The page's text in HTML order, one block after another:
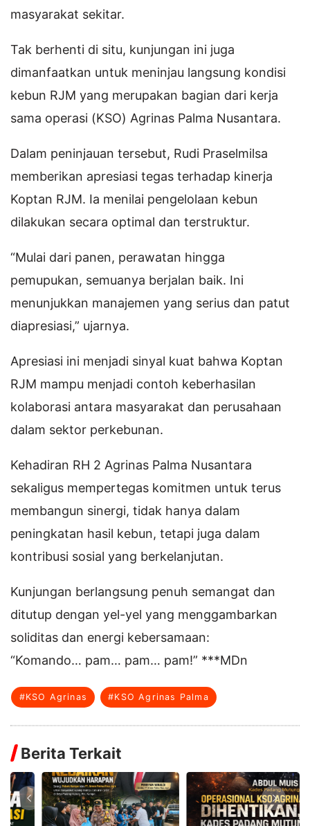
masyarakat sekitar.
Tak berhenti di situ, kunjungan ini juga
dimanfaatkan untuk meninjau langsung kondisi
kebun RJM yang merupakan bagian dari kerja
sama operasi (KSO) Agrinas Palma Nusantara.
Dalam peninjauan tersebut, Rudi Praselmilsa
memberikan apresiasi tegas terhadap kinerja
Koptan RJM. Ia menilai pengelolaan kebun
dilakukan secara optimal dan terstruktur.
“Mulai dari panen, perawatan hingga
pemupukan, semuanya berjalan baik. Ini
menunjukkan manajemen yang serius dan patut
diapresiasi,” ujarnya.
Apresiasi ini menjadi sinyal kuat bahwa Koptan
RJM mampu menjadi contoh keberhasilan
kolaborasi antara masyarakat dan perusahaan
dalam sektor perkebunan.
Kehadiran RH 2 Agrinas Palma Nusantara
sekaligus mempertegas komitmen untuk terus
membangun sinergi, tidak hanya dalam
peningkatan hasil kebun, tetapi juga dalam
kontribusi sosial yang berkelanjutan.
Kunjungan berlangsung penuh semangat dan
ditutup dengan yel-yel yang menggambarkan
soliditas dan energi kebersamaan:
“Komando… pam… pam… pam!” ***MDn
#KSO Agrinas #KSO Agrinas Palma
Berita Terkait